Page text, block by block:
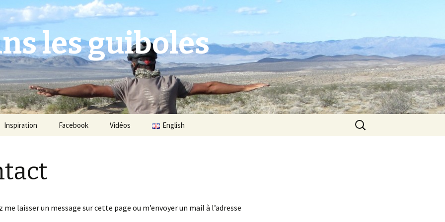
les guiboles
Le matériel
Inspiration Facebook Vidéos English
Rechercher :
me laisser un message sur cette page ou m’envoyer un mail à l’adresse